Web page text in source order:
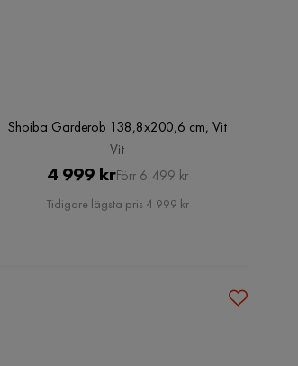
Shoiba Garderob 138,8x200,6 cm, Vit
Vit
Pris
4 999 krOriginal
Pris
Förr 6 499 kr
Tidigare lägsta pris 4 999 kr